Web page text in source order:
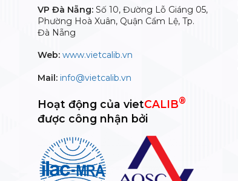
VP Đà Nẵng: Số 10, Đường Lỗ Giáng 05,
Phường Hoà Xuân, Quận Cẩm Lệ, Tp.
Đà Nẵng
Web: www.vietcalib.vn
Mail: info@vietcalib.vn
Hoạt động của vietCALIB®
được công nhận bởi